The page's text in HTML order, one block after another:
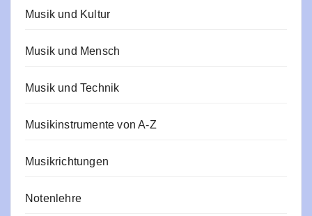
Musik und Kultur
Musik und Mensch
Musik und Technik
Musikinstrumente von A-Z
Musikrichtungen
Notenlehre